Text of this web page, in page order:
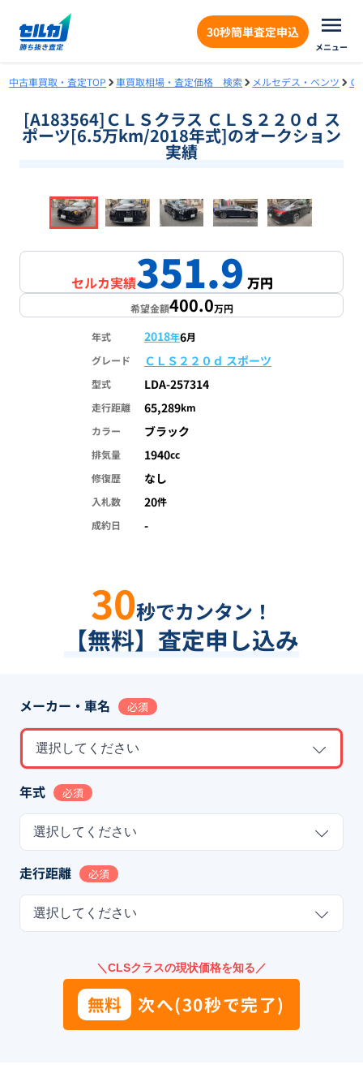
30秒簡単査定申込
メニュー
中古車買取・査定TOP 車買取相場・査定価格 検索 メルセデス・ベンツ Ｃ
[A183564]ＣＬＳクラス ＣＬＳ２２０ｄ ス
ポーツ[6.5万km/2018年式]のオークション
実績
1/18
セルカ実績351.9万円
希望金額400.0万円
年式 2018年6月
グレード
ＣＬＳ２２０ｄ スポーツ
型式 LDA-257314
走行距離 65,289km
カラー
ブラック
排気量 1940cc
修復歴
なし
入札数 20件
成約日
-
30秒でカンタン！
【無料】査定申し込み
メーカー・車名 必須
選択してください
年式 必須
選択してください
走行距離 必須
選択してください
＼CLSクラスの現状価格を知る／
無料 次へ(30秒で完了)